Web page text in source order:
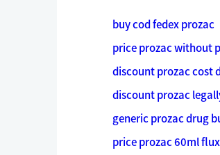
buy cod fedex prozac
price prozac without
discount prozac cost
discount prozac
generic prozac drug
price prozac 60ml